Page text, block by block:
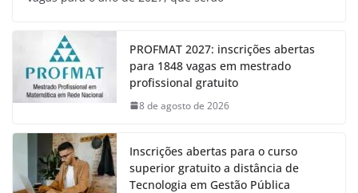
PROFMAT 2027: inscrições abertas
para 1848 vagas em mestrado
profissional gratuito
8 de agosto de 2026
Inscrições abertas para o curso
superior gratuito a distância de
Tecnologia em Gestão Pública